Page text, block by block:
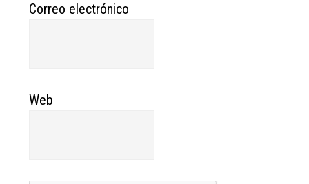
Correo electrónico
Web